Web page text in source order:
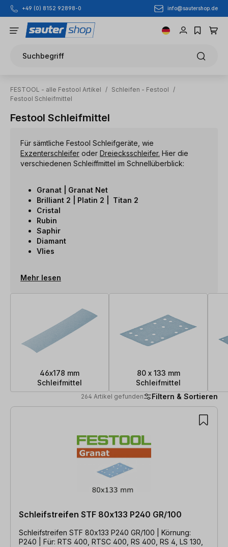
Zum Hauptinhalt springen
+49 (0) 8152 92898-0 info@sautershop.de
Suchbegriff
FESTOOL - alle Festool Artikel / Schleifen - Festool
/
Festool Schleifmittel
Festool Schleifmittel
Für sämtliche Festool Schleifgeräte, wie
Exzenterschleifer oder Dreiecksschleifer. Hier die
verschiedenen Schleiffmittel im Schnellüberblick:
Granat | Granat Net
Brilliant 2 | Platin 2 | Titan 2
Cristal
Rubin
Saphir
Diamant
Vlies
Mehr lesen
46x178 mm
Schleifmittel
80 x 133 mm
Schleifmittel
264 Artikel gefunden Filtern & Sortieren
264 Artikel gefunden
Schleifstreifen STF 80x133 P240 GR/100
Schleifstreifen STF 80x133 P240 GR/100 | Körnung:
P240 | Für: RTS 400, RTSC 400, RS 400, RS 4, LS 130,